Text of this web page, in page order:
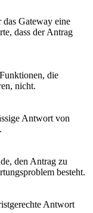
das Gateway eine
dass der Antrag
die
nicht.
Antwort von
den Antrag zu
besteht.
Antwort